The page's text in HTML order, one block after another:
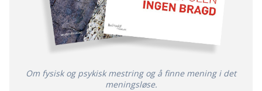
Om fysisk og psykisk mestring og å finne mening i det
meningsløse.